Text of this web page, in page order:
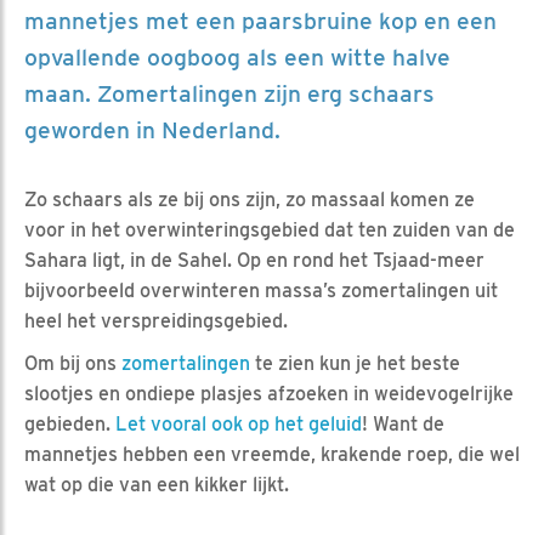
mannetjes met een paarsbruine kop en een
opvallende oogboog als een witte halve
maan. Zomertalingen zijn erg schaars
geworden in Nederland.
Zo schaars als ze bij ons zijn, zo massaal komen ze
voor in het overwinteringsgebied dat ten zuiden van de
Sahara ligt, in de Sahel. Op en rond het Tsjaad-meer
bijvoorbeeld overwinteren massa’s zomertalingen uit
heel het verspreidingsgebied.
Om bij ons zomertalingen te zien kun je het beste
slootjes en ondiepe plasjes afzoeken in weidevogelrijke
gebieden. Let vooral ook op het geluid! Want de
mannetjes hebben een vreemde, krakende roep, die wel
wat op die van een kikker lijkt.